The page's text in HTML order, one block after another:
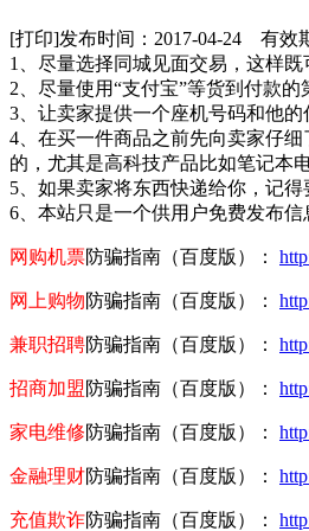
[打印]发布时间：2017-04-24 有效
1、尽量选择同城见面交易，这样
2、尽量使用“支付宝”等货到付款
3、让卖家提供一个座机号码和他
4、在买一件商品之前先向卖家仔
的，尤其是高科技产品比如笔记本
5、如果卖家将东西快递给你，记
6、本站只是一个供用户免费发布
网购机票防骗指南（百度版）：
网上购物防骗指南（百度版）：
兼职招聘防骗指南（百度版）：
招商加盟防骗指南（百度版）：
家电维修防骗指南（百度版）：
金融理财防骗指南（百度版）：
充值欺诈防骗指南（百度版）：